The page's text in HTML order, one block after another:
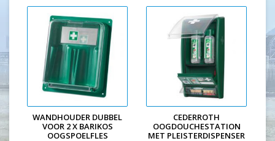
WANDHOUDER DUBBEL
VOOR 2 X BARIKOS
OOGSPOELFLES
CEDERROTH
OOGDOUCHESTATION
MET PLEISTERDISPENSER